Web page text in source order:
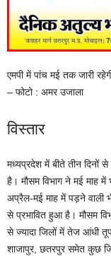
एमपी में पांच मई तक जारी
– फोटो : अमर उजाला
विस्तार
मध्यप्रदेश में बीते तीन दिनों से
है। मौसम विभाग ने मई माह में
अप्रैल-मई माह में पड़ने वाली
से प्रभावित हुआ है। मौसम
से ज्यादा जिलों में तेज आंधी
शाजापुर, छतरपुर समेत कुछ